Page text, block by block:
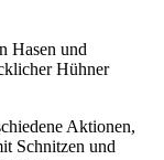
Hasen und
Hühner